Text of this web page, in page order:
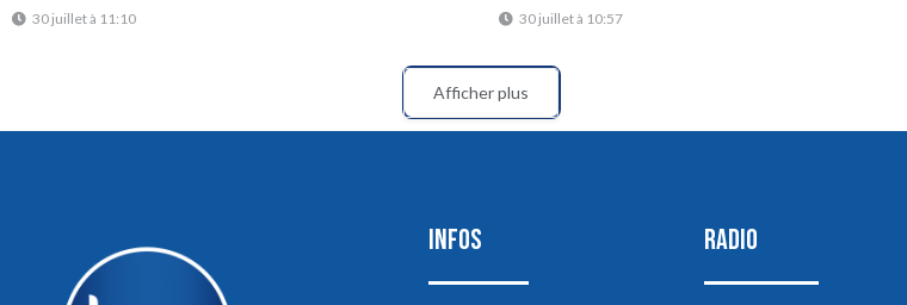
30 juillet à 11:10 30 juillet à 10:57
Afficher plus
INFOS RADIO